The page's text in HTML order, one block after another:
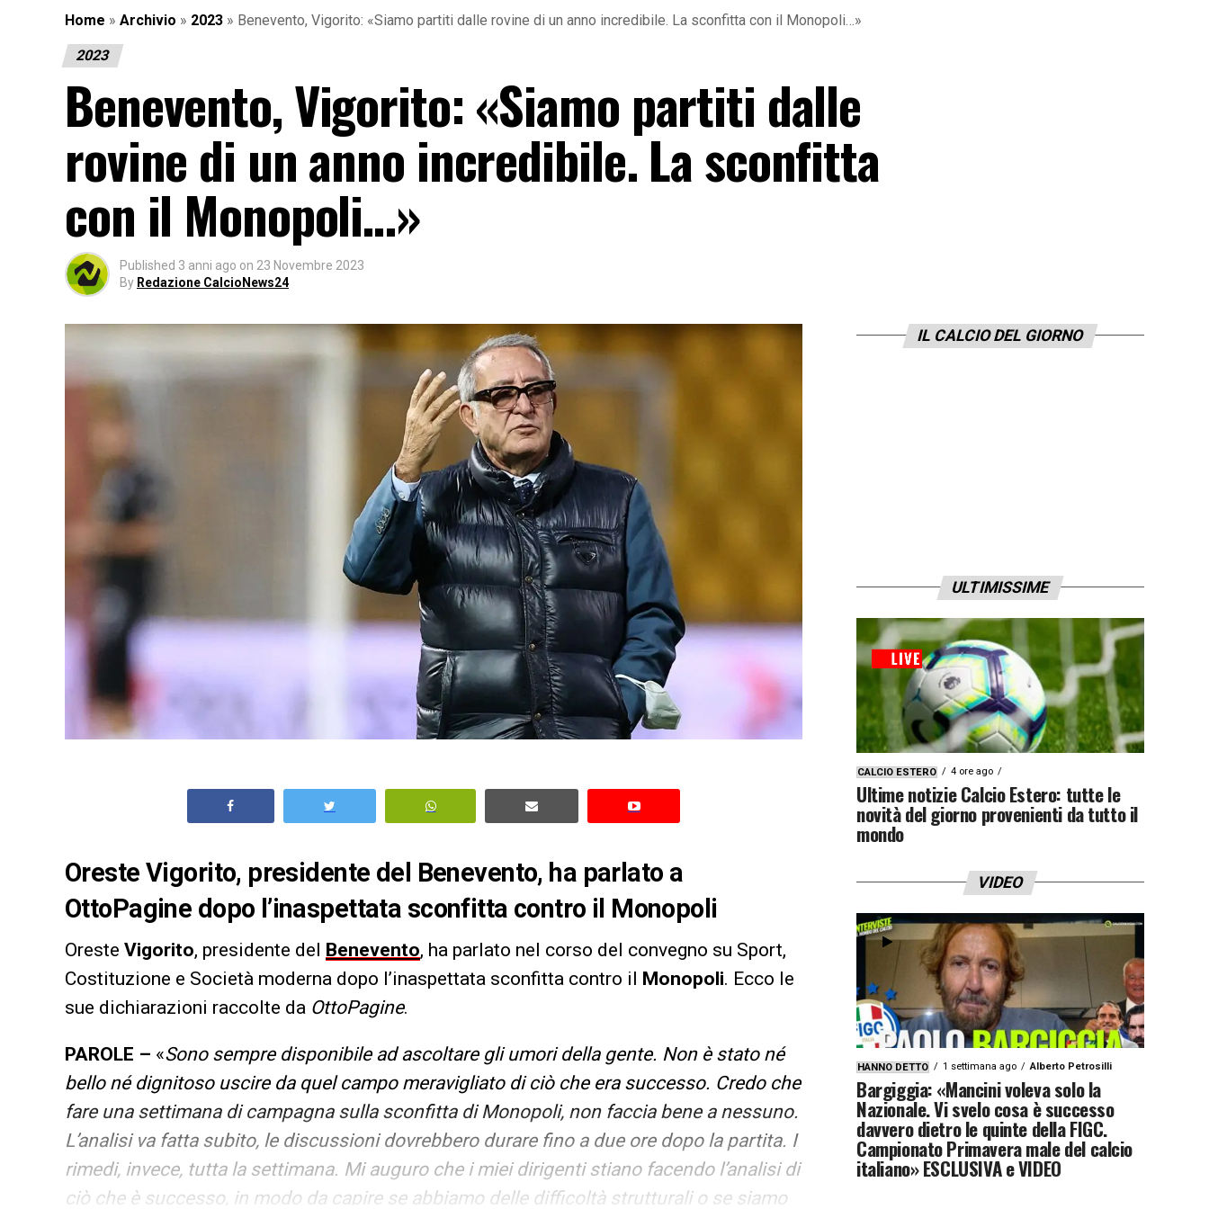
Home » Archivio » 2023 » Benevento, Vigorito: «Siamo partiti dalle rovine di un anno incredibile. La sconfitta con il Monopoli…»
2023
Benevento, Vigorito: «Siamo partiti dalle
rovine di un anno incredibile. La sconfitta
con il Monopoli…»
Published 3 anni ago on 23 Novembre 2023
By Redazione CalcioNews24
Oreste Vigorito, presidente del Benevento, ha parlato a
OttoPagine dopo l’inaspettata sconfitta contro il Monopoli
Oreste Vigorito, presidente del Benevento, ha parlato nel corso del convegno su Sport,
Costituzione e Società moderna dopo l’inaspettata sconfitta contro il
Monopoli. Ecco le
sue dichiarazioni raccolte da OttoPagine.
PAROLE – «Sono sempre disponibile ad ascoltare gli umori della gente. Non è stato né
bello né dignitoso uscire da quel campo meravigliato di ciò che era successo. Credo che
fare una settimana di campagna sulla sconfitta di Monopoli, non faccia bene a nessuno.
L’analisi va fatta subito, le discussioni dovrebbero durare fino a due ore dopo la partita. I
rimedi, invece, tutta la settimana. Mi auguro che i miei dirigenti stiano facendo l’analisi di
ciò che è successo, in modo da capire se abbiamo delle difficoltà strutturali o se siamo
IL CALCIO DEL GIORNO
ULTIMISSIME
CALCIO ESTERO 4 ore ago
Ultime notizie Calcio Estero: tutte le
novità del giorno provenienti da tutto il
mondo
VIDEO
HANNO DETTO 1 settimana ago Alberto Petrosilli
Bargiggia: «Mancini voleva solo la
Nazionale. Vi svelo cosa è successo
davvero dietro le quinte della FIGC.
Campionato Primavera male del calcio
italiano» ESCLUSIVA e VIDEO